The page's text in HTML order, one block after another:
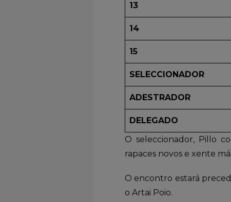
13
14
15
SELECCIONADOR
ADESTRADOR
DELEGADO
O seleccionador, Pillo
rapaces novos e xente
O encontro estará
o Artai Poio.